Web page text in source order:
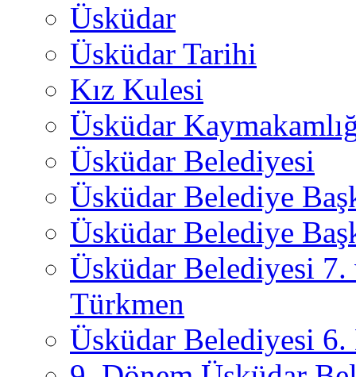
Üsküdar
Üsküdar Tarihi
Kız Kulesi
Üsküdar
Üsküdar Belediyesi
Üsküdar Belediye
Üsküdar Belediye
Üsküdar Belediyesi
Türkmen
Üsküdar Belediyesi 6.